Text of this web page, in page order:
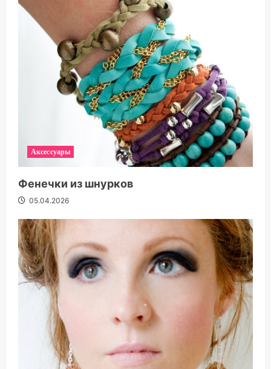
Аксессуары
Фенечки из шнурков
05.04.2026